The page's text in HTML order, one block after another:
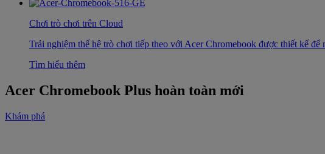
Chơi trò chơi trên Cloud
Trải nghiệm thế hệ trò chơi tiếp theo với Acer Chromebook được thiết kế để
Tìm hiểu thêm
Acer Chromebook Plus hoàn toàn mới
Khám phá